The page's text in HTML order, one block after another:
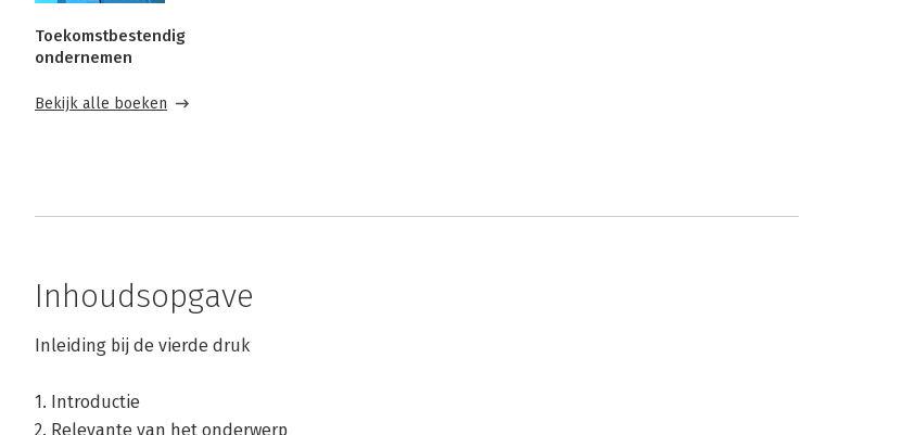
Toekomstbestendig
ondernemen
Bekijk alle boeken
Inhoudsopgave
Inleiding bij de vierde druk
1. Introductie
2. Relevante van het onderwerp